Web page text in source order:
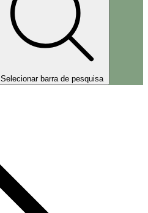
Selecionar barra de pesquisa